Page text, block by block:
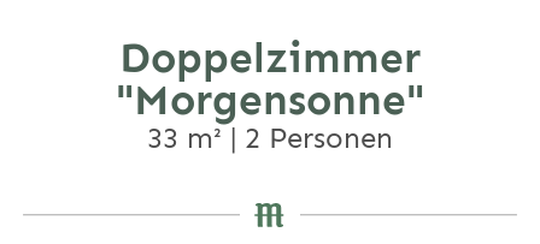
Doppelzimmer
"Morgensonne"
33 m² | 2 Personen